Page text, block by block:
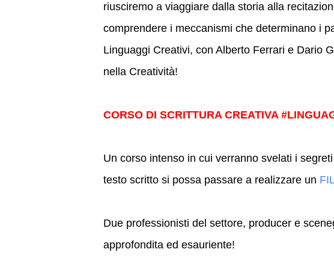
riusciremo a viaggiare dalla storia alla
comprendere i meccanismi che determinano i
Linguaggi Creativi, con Alberto Ferrari e Dario
nella Creatività!
CORSO DI SCRITTURA CREATIVA
Un corso intenso in cui verranno svelati i
testo scritto si possa passare a realizzare un
Due professionisti del settore, producer e
approfondita ed esauriente!